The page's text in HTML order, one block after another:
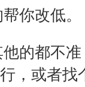
你改低。
的都不
，或者